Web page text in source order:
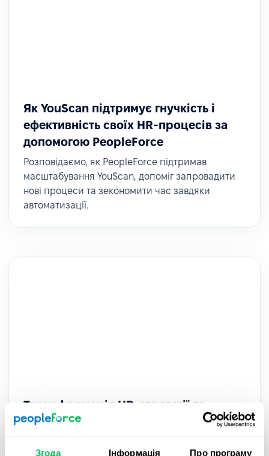
Згода Інформація Про програму
Як YouScan підтримує гнучкість і
ефективність своїх HR-процесів за
допомогою PeopleForce
Розповідаємо, як PeopleForce підтримав
масштабування YouScan, допоміг запровадити
нові процеси та зекономити час завдяки
автоматизації.
Трансформація HR-стратегії та
процесів в AWT Bavaria – з